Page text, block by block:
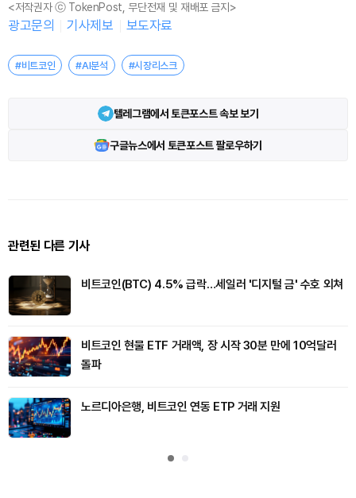
<저작권자 ⓒ TokenPost, 무단전재 및 재배포 금지>
광고문의 기사제보 보도자료
#비트코인 #AI분석 #시장리스크
텔레그램에서 토큰포스트 속보 보기
구글뉴스에서 토큰포스트 팔로우하기
관련된 다른 기사
비트코인(BTC) 4.5% 급락…세일러 '디지털 금' 수호 외쳐
비트코인 현물 ETF 거래액, 장 시작 30분 만에 10억달러
돌파
노르디아은행, 비트코인 연동 ETP 거래 지원